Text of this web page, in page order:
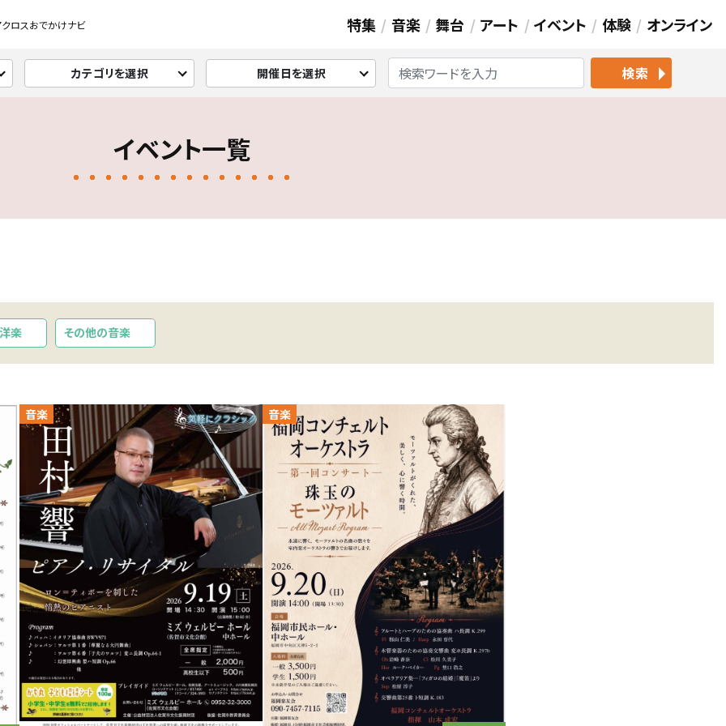
ロスおでかけナビ 特集 音楽 舞台 アート イベント 体験 オンライン
カテゴリを選択 開催日を選択 検索
イベント一覧
洋楽 その他の音楽
音楽 音楽